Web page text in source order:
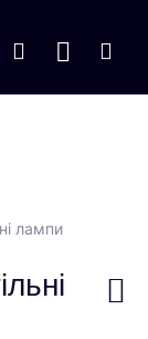
лампи